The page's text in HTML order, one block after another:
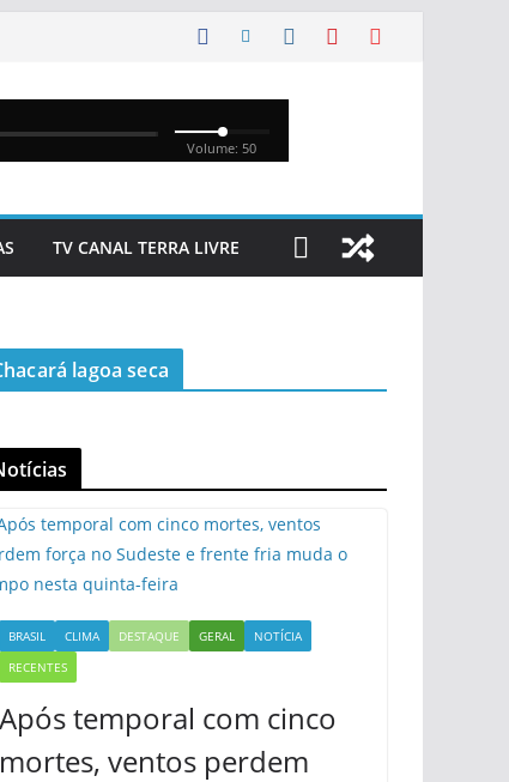
TV CANAL TERRA LIVRE
lagoa seca
BRASIL CLIMA DESTAQUE GERAL
NOTÍCIA
RECENTES
Após temporal com cinco
mortes, ventos perdem